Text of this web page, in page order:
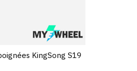
KingSong S19